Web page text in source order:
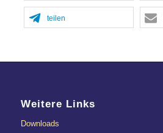
teilen
Weitere Links
Downloads